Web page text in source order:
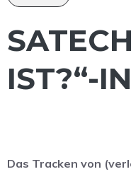
IST?“-
Das Tracken von